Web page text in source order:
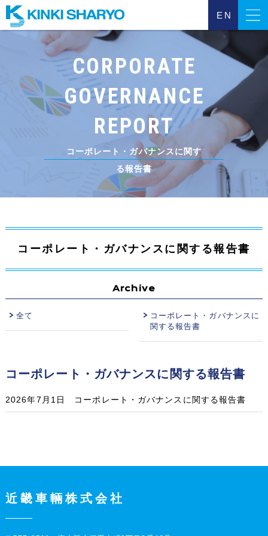
EN
近畿車輌について
事業について
投資家のみなさまへ
個人情報保護方針
お問い合わせ
サイトマップ
CORPORATE
GOVERNANCE
REPORT
コーポレート・ガバナンスに関す
る報告書
コーポレート・ガバナンスに関する報告書
Archive
全て
コーポレート・ガバナンスに
関する報告書
コーポレート・ガバナンスに関する報告書
2026年7月1日 コーポレート・ガバナンスに関する報告書
近畿車輛株式会社